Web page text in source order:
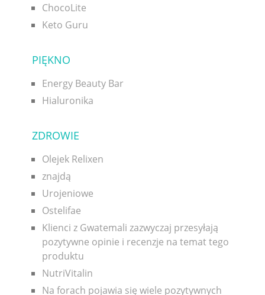
ChocoLite
Keto Guru
PIĘKNO
Energy Beauty Bar
Hialuronika
ZDROWIE
Olejek Relixen
znajdą
Urojeniowe
Ostelifae
Klienci z Gwatemali zazwyczaj przesyłają
pozytywne opinie i recenzje na temat tego
produktu
NutriVitalin
Na forach pojawia się wiele pozytywnych